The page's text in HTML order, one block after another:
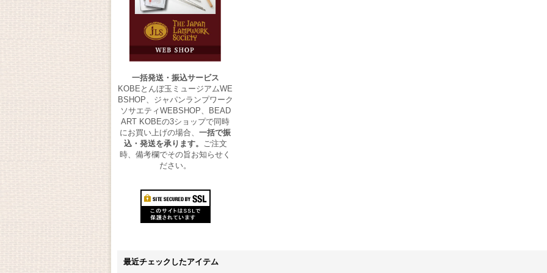
一括発送・振込サービス
KOBEとんぼ玉ミュージアムWE
BSHOP、ジャパンランプワーク
ソサエティWEBSHOP、BEAD
ART KOBEの3ショップで同時
にお買い上げの場合、 一括で振
込・発送を承ります。 ご注文
時、備考欄でその旨お知らせく
ださい。
最近チェックしたアイテム